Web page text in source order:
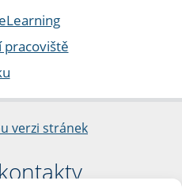
pracoviště
verzi stránek